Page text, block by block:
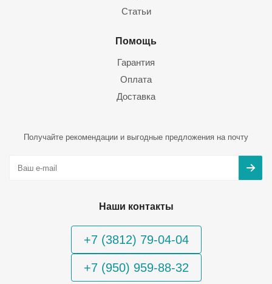
Статьи
Помощь
Гарантия
Оплата
Доставка
Получайте рекомендации и выгодные предложения на почту
Наши контакты
+7 (3812) 79-04-04
+7 (950) 959-88-32